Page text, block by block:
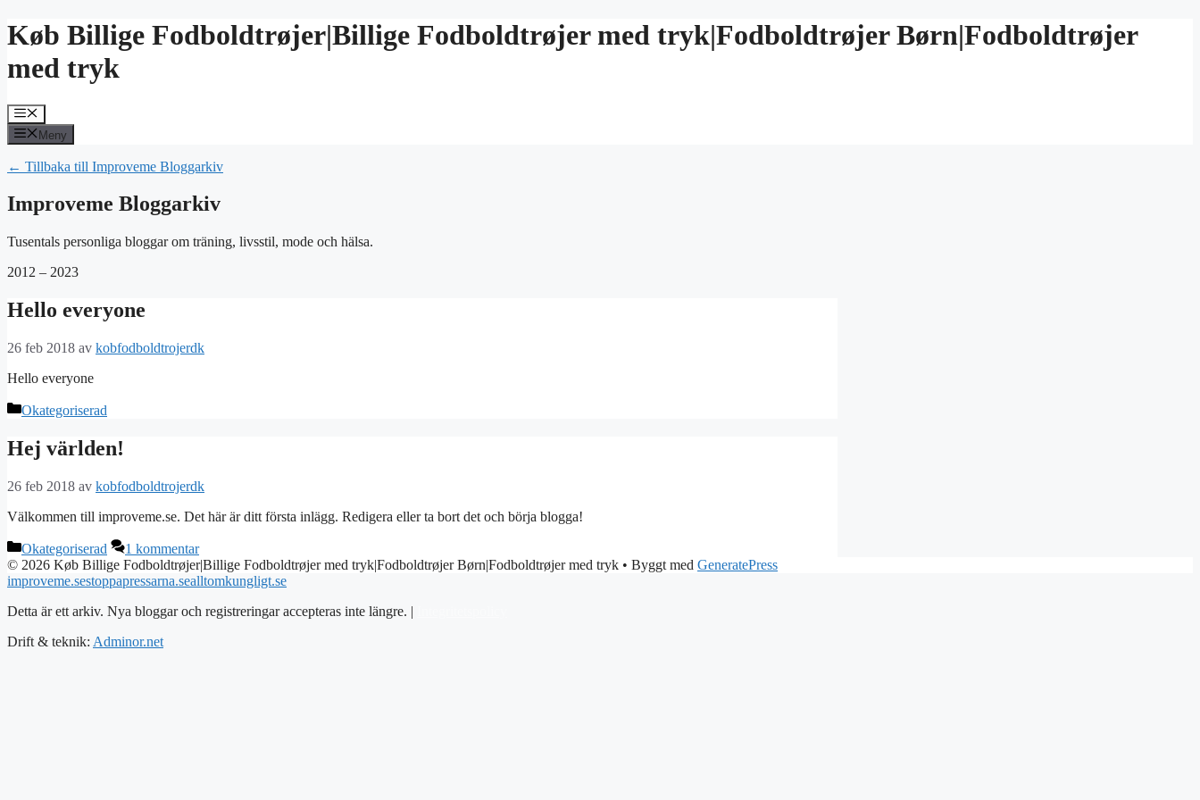
Hoppa
till
Køb Billige Fodboldtrøjer|Billige Fodboldtrøjer med tryk|Fodboldtrøjer Børn|Fodboldtrøjer
med tryk
Meny
Meny
← Tillbaka till Improveme Bloggarkiv
Improveme Bloggarkiv
Tusentals personliga bloggar om träning, livsstil, mode och hälsa.
2012 – 2023
Hello everyone
26 feb 2018 av kobfodboldtrojerdk
Hello everyone
Kategorier
Okategoriserad
Hej världen!
26 feb 2018 av kobfodboldtrojerdk
Välkommen till improveme.se. Det här är ditt första inlägg. Redigera eller ta bort det och börja blogga!
Kategorier
Okategoriserad
1 kommentar
© 2026 Køb Billige Fodboldtrøjer|Billige Fodboldtrøjer med tryk|Fodboldtrøjer Børn|Fodboldtrøjer med tryk • Byggt med GeneratePress
improveme.sestoppapressarna.sealltomkungligt.se
Detta är ett arkiv. Nya bloggar och registreringar accepteras inte längre. |
Drift & teknik: Adminor.net